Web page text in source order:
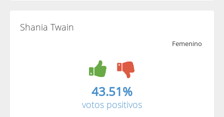
Shania Twain
Femenino
43.51%
votos positivos